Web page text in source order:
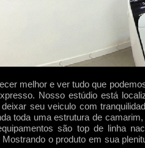
melhor e ver tudo que
Nosso estúdio está
seu veiculo com
toda uma estrutura de
são top de linha
o produto em sua